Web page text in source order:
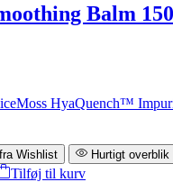
Balm
Wishlist
Hurtigt overblik
Tilføj til kurv